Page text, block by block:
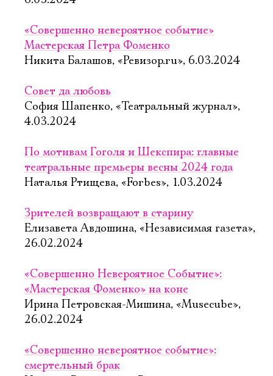
«Совершенно невероятное событие»
Мастерская Петра Фоменко
Никита Балашов, «Ревизор.ru», 6.03.2024
Совет да любовь
София Шапенко, «Театральный журнал»,
4.03.2024
По мотивам Гоголя и Шекспира: главные
театральные премьеры весны 2024 года
Наталья Ртищева, «Forbes», 1.03.2024
Зрителей возвращают в старину
Елизавета Авдошина, «Независимая газета»,
26.02.2024
«Совершенно Невероятное Событие»:
«Мастерская Фоменко» на коне
Ирина Петровская-Мишина, «Musecube»,
26.02.2024
«Совершенно невероятное событие»:
смертельный брак